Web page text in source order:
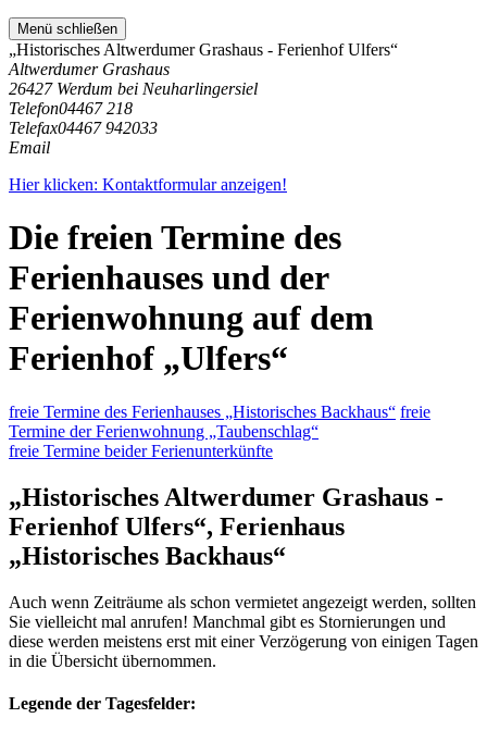
Menü schließen
„Historisches Altwerdumer Grashaus - Ferienhof Ulfers“
Altwerdumer Grashaus
26427 Werdum bei Neuharlingersiel
Telefon04467 218
Telefax04467 942033
Email
Hier klicken: Kontaktformular anzeigen!
Die freien Termine des
Ferienhauses und der
Ferienwohnung auf dem
Ferienhof „Ulfers“
freie Termine des Ferienhauses „Historisches Backhaus“ freie
Termine der Ferienwohnung „Taubenschlag“
freie Termine beider Ferienunterkünfte
„Historisches Altwerdumer Grashaus -
Ferienhof Ulfers“, Ferienhaus
„Historisches Backhaus“
Auch wenn Zeiträume als schon vermietet angezeigt werden, sollten
Sie vielleicht mal anrufen! Manchmal gibt es Stornierungen und
diese werden meistens erst mit einer Verzögerung von einigen Tagen
in die Übersicht übernommen.
Legende der Tagesfelder: